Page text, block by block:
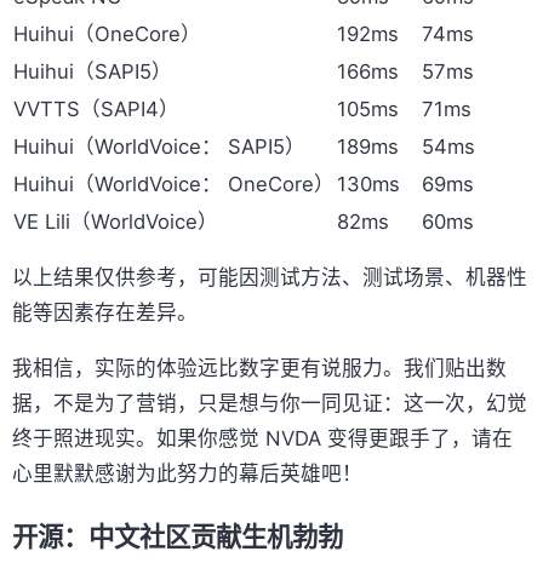
Huihui（OneCore）
192ms
74ms
Huihui（SAPI5）
166ms
57ms
VVTTS（SAPI4）
105ms
71ms
Huihui（WorldVoice： SAPI5）
189ms
54ms
Huihui（WorldVoice： OneCore）
130ms
69ms
VE Lili（WorldVoice）
82ms 60ms
以上结果仅供参考，可能因测试方法、测试场景、机器性
能等因素存在差异。
我相信，实际的体验远比数字更有说服力。我们贴出数
据，不是为了营销，只是想与你一同见证：这一次，幻觉
终于照进现实。如果你感觉 NVDA 变得更跟手了，请在
心里默默感谢为此努力的幕后英雄吧！
开源：中文社区贡献生机勃勃